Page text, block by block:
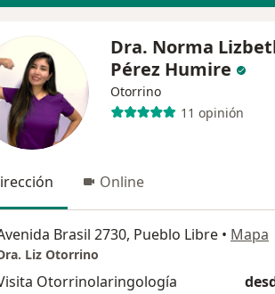
Dra. Norma
Pérez Humire
Otorrino
11 opinión
Online
Brasil 2730, Pueblo Libre • Mapa
Liz Otorrino
Otorrinolaringología